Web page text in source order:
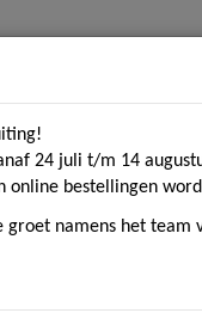
Home
textiel Sport
24 juli t/m 14
online bestellingen
groet namens het team